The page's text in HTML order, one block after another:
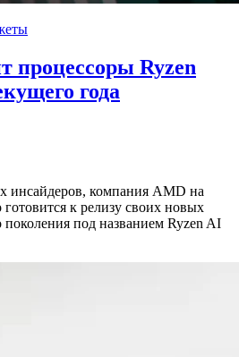
процессоры Ryzen
года
инсайдеров, компания AMD на
к релизу своих новых
под названием Ryzen AI